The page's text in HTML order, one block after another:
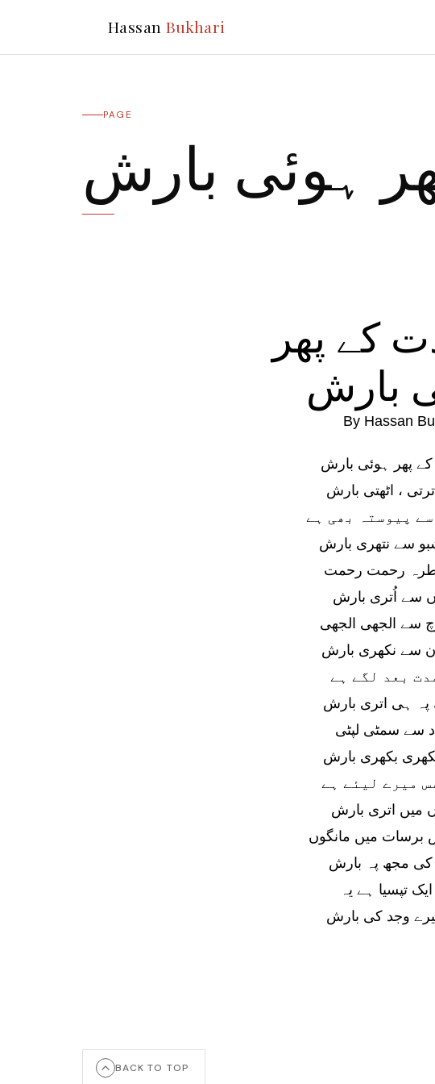
Hassan Bukhari
PAGE
ہوئی بارش
کے پھر
بارش
By Hassan
پھر ہوئی بارش
، اٹھتی بارش
پیوستہ بھی ہے
سے نتھری بارش
رحمت رحمت
سے اُتری بارش
سے الجھی الجھی
سے نکھری بارش
بعد لگے ہے
پہ ہی اتری بارش
سے سمٹی لپٹی
بکھری بارش
میرے لیئے ہے
میں اتری بارش
میں مانگوں
کی مجھ پہ بارش
تپسیا ہے یہ
وجد کی بارش
BACK TO TOP